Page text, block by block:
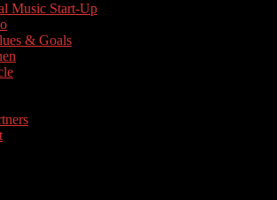
Music Start-Up
& Goals